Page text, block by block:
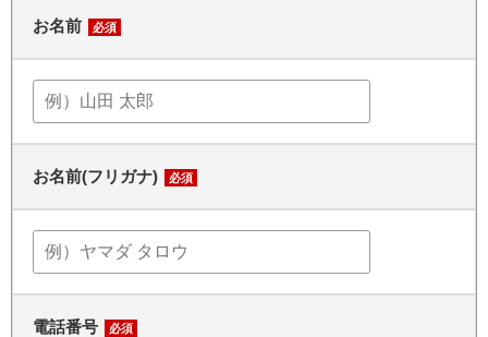
お名前 必須
お名前(フリガナ) 必須
電話番号 必須